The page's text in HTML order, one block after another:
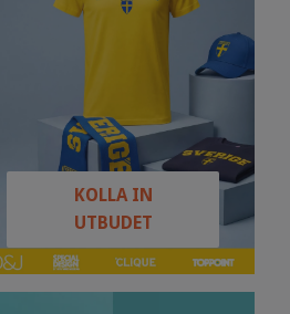
KOLLA IN
UTBUDET